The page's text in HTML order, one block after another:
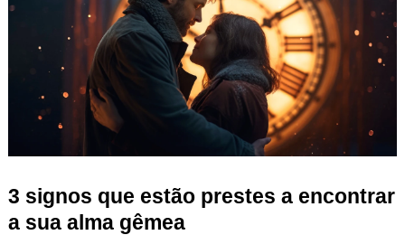
3 signos que estão prestes a encontrar
a sua alma gêmea